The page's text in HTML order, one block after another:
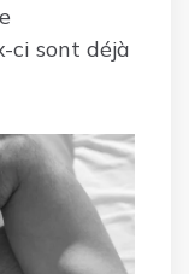
ci sont déjà